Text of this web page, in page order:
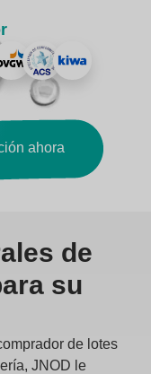
ahora
de
su
de lotes
JNOD le